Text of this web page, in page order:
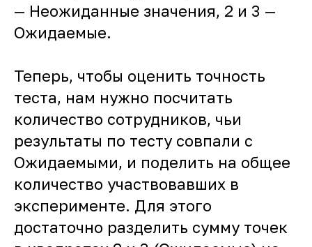
— Неожиданные значения, 2 и 3 —
Ожидаемые.
Теперь, чтобы оценить точность
теста, нам нужно посчитать
количество сотрудников, чьи
результаты по тесту совпали с
Ожидаемыми, и поделить на общее
количество участвовавших в
эксперименте. Для этого
достаточно разделить сумму точек